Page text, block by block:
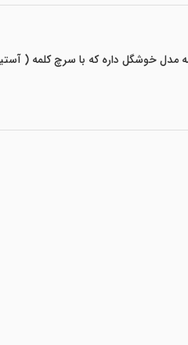
استایل ازاد 💙یک عالمه مدل خوشگل داره که با